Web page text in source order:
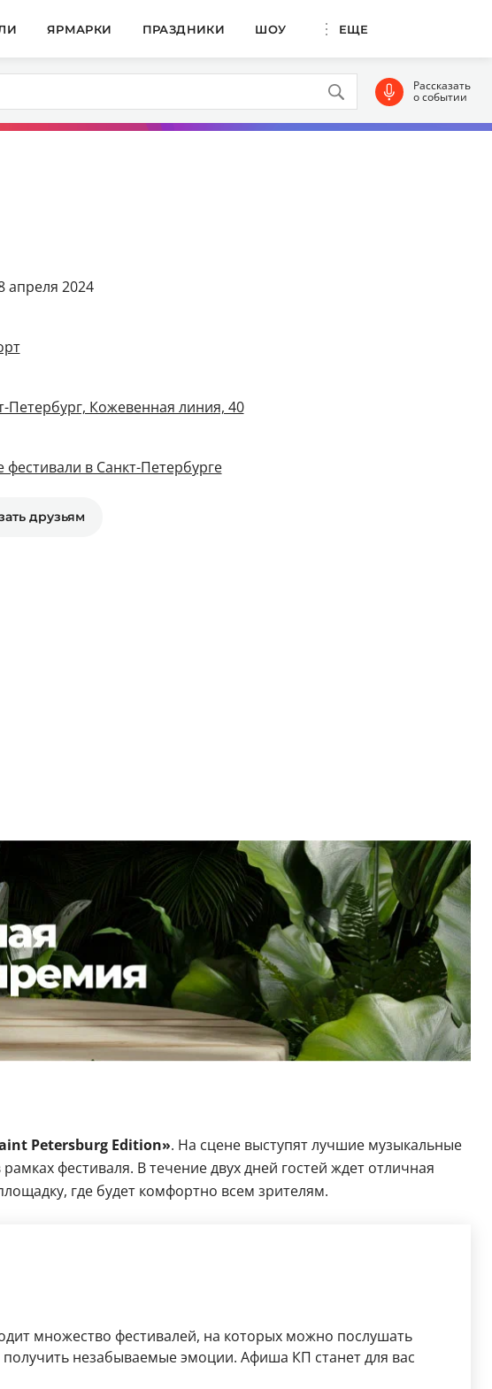
ЯРМАРКИ ПРАЗДНИКИ ШОУ ЕЩЕ
Рассказать
о событии
апреля 2024
Петербург, Кожевенная линия, 40
в Санкт-Петербурге
друзьям
Petersburg Edition». На сцене выступят лучшие музыкальные
фестиваля. В течение двух дней гостей ждет отличная
где будет комфортно всем зрителям.
множество фестивалей, на которых можно послушать
получить незабываемые эмоции. Афиша КП станет для вас